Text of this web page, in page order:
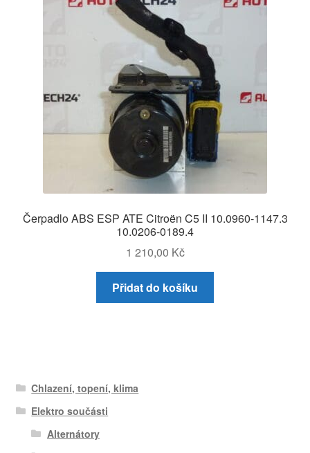
Čerpadlo ABS ESP ATE Citroën C5 II 10.0960-1147.3
10.0206-0189.4
1 210,00 Kč
Přidat do košíku
Chlazení, topení, klima
Elektro součásti
Alternátory